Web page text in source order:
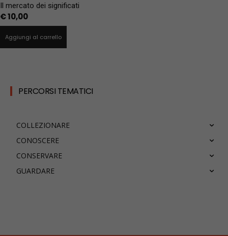
Il mercato dei significati
€10,00
Aggiungi al carrello
PERCORSI TEMATICI
COLLEZIONARE
CONOSCERE
CONSERVARE
GUARDARE